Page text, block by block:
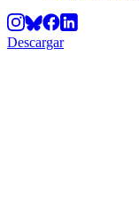
Descargar